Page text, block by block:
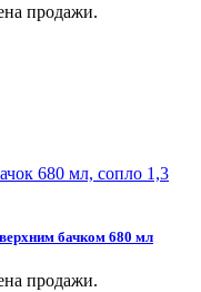
продажи.
верхним бачком 680 мл
продажи.